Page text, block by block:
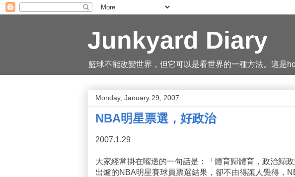
Junkyard Diary
籃球不能改變世界，但它可以是看世界的一種方法。這是
Monday, January 29, 2007
NBA明星票選，好政治
2007.1.29
大家經常掛在嘴邊的一句話是：「體育歸體育，政治歸
出爐的NBA明星賽球員票選結果，卻不由得讓人覺得，